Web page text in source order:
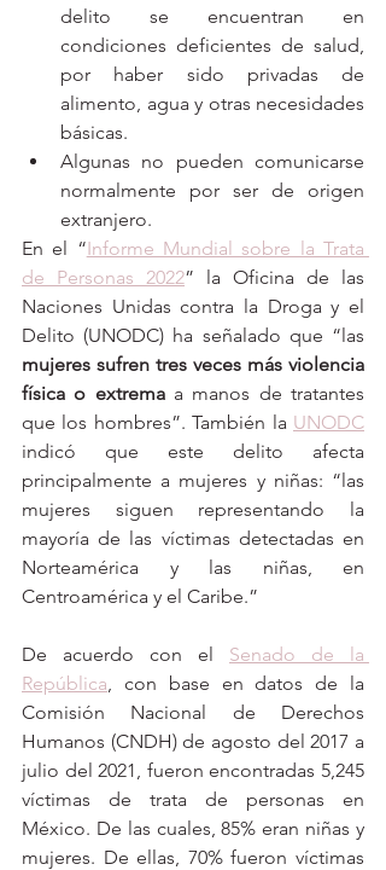
delito se encuentran en
condiciones deficientes de salud,
por haber sido privadas de
alimento, agua y otras necesidades
básicas.
Algunas no pueden comunicarse
normalmente por ser de origen
extranjero.
En el “Informe Mundial sobre la Trata
de Personas 2022” la Oficina de las
Naciones Unidas contra la Droga y el
mujeres sufren tres veces más violencia
física o extrema a manos de tratantes
que los hombres”. También la UNODC
indicó que este delito afecta
principalmente a mujeres y niñas: “las
mujeres siguen representando la
mayoría de las víctimas detectadas en
Norteamérica y las niñas, en
Centroamérica y el Caribe.”
De acuerdo con el Senado de la
República , con base en datos de la
Comisión Nacional de Derechos
Humanos (CNDH) de agosto del 2017 a
julio del 2021, fueron encontradas 5,245
víctimas de trata de personas en
México. De las cuales, 85% eran niñas y
mujeres. De ellas, 70% fueron víctimas